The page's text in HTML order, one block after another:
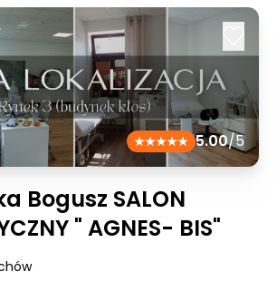
5.00/5
Bogusz SALON
" AGNES- BIS"